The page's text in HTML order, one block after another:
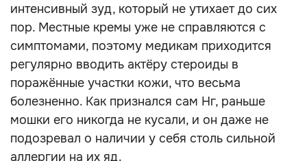
интенсивный зуд, который не утихает до сих
пор. Местные кремы уже не справляются с
симптомами, поэтому медикам приходится
регулярно вводить актёру стероиды в
поражённые участки кожи, что весьма
болезненно. Как признался сам Нг, раньше
мошки его никогда не кусали, и он даже не
подозревал о наличии у себя столь сильной
аллергии на их яд.